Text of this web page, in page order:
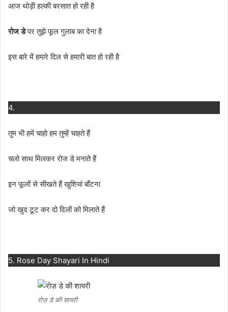
आज थोड़ी हल्की बरसात हो रही है
रोज डेपर तुझे फूल गुलाब का देना है
इस बारे में हमारे दिल से हमारी बात हो रही है
4.
तुम भी हमें चाहो हम तुम्हें चाहते हैं
चलो साथ मिलकर रोज डे मनाते हैं
इन फूलों से सीखते हैं खुशियां बाँटना
जो खुद टूट कर दो दिलों को मिलाते हैं
5. Rose Day Shayari In Hindi
रोज़ डे की शायरी